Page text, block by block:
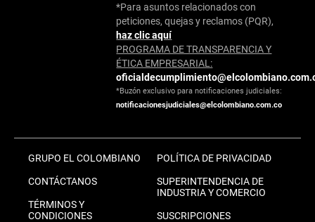
*Para asuntos relacionados con
peticiones, quejas y reclamos (PQR),
haz clic aquí
PROGRAMA DE TRANSPARENCIA Y
ÉTICA EMPRESARIAL:
*Buzón exclusivo para notificaciones judiciales:
notificacionesjudiciales@elcolombiano.com.co
GRUPO EL COLOMBIANO
CONTÁCTANOS
TÉRMINOS Y
CONDICIONES
POLÍTICA DE PRIVACIDAD
SUPERINTENDENCIA DE
INDUSTRIA Y COMERCIO
SUSCRIPCIONES